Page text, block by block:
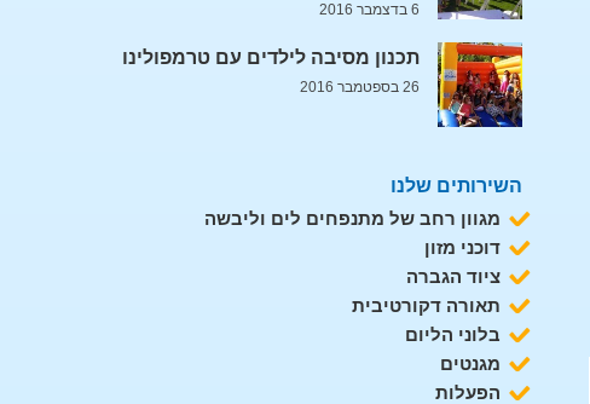
6 בדצמבר 2016
תכנון מסיבה לילדים עם טרמפולינו
26 בספטמבר 2016
השירותים שלנו
מגוון רחב של מתנפחים לים וליבשה
דוכני מזון
ציוד הגברה
תאורה דקורטיבית
בלוני הליום
מגנטים
הפעלות